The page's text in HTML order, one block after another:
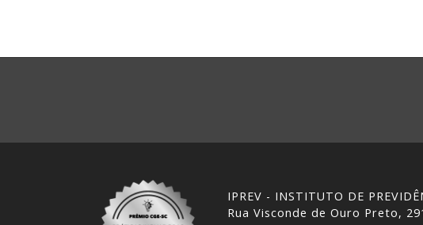
IPREV - INSTITUTO DE
Rua Visconde de Ouro Preto,